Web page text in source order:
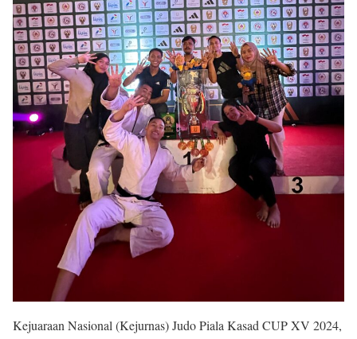
Kejuaraan Nasional (Kejurnas) Judo Piala Kasad CUP XV 2024,